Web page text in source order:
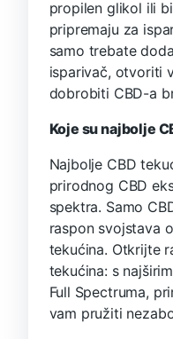
propilen glikol ili
pripremaju za
samo trebate
isparivač, otvoriti
dobrobiti CBD-a
Koje su najbolje
Najbolje CBD
prirodnog CBD
spektra. Samo
raspon svojstava
tekućina. Otkrijte
tekućina: s
Full Spectruma,
vam pružiti